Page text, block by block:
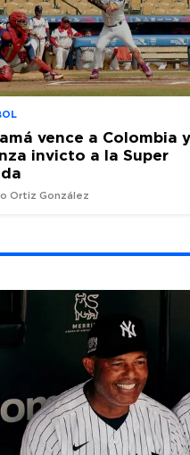
vence a Colombia y
invicto a la Super
Ortiz González